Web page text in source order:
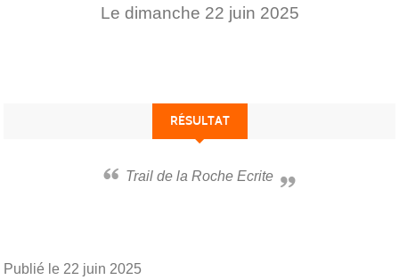
Le dimanche 22 juin 2025
RÉSULTAT
Trail de la Roche Ecrite
Publié le 22 juin 2025